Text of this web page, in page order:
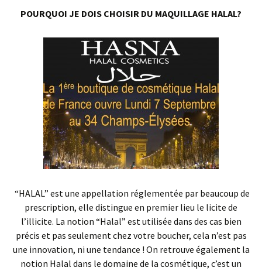
POURQUOI JE DOIS CHOISIR DU MAQUILLAGE HALAL?
“HALAL” est une appellation réglementée par beaucoup de
prescription, elle distingue en premier lieu le licite de
l’illicite. La notion “Halal” est utilisée dans des cas bien
précis et pas seulement chez votre boucher, cela n’est pas
une innovation, ni une tendance ! On retrouve également la
notion Halal dans le domaine de la cosmétique, c’est un